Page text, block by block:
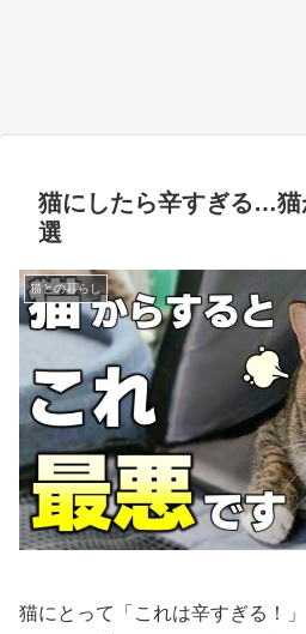
猫にしたら辛すぎる…猫
選
猫との暮らし
猫にとって「これは辛すぎる！